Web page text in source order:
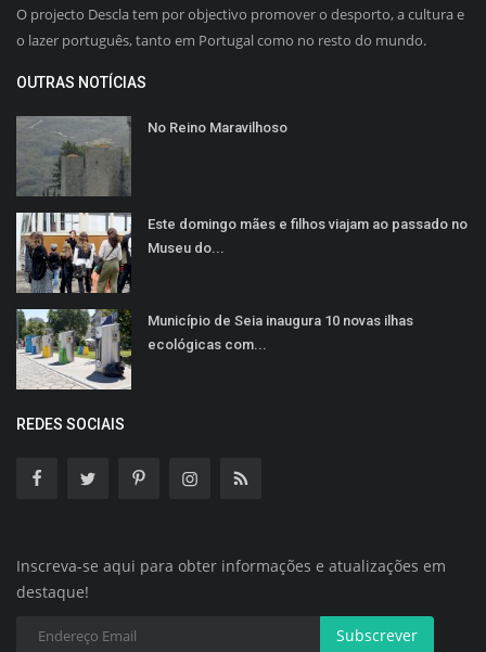
O projecto Descla tem por objectivo promover o desporto, a cultura e
o lazer português, tanto em Portugal como no resto do mundo.
OUTRAS NOTÍCIAS
No Reino Maravilhoso
Este domingo mães e filhos viajam ao passado no
Museu do...
Município de Seia inaugura 10 novas ilhas
ecológicas com...
REDES SOCIAIS
Inscreva-se aqui para obter informações e atualizações em
destaque!
Subscrever